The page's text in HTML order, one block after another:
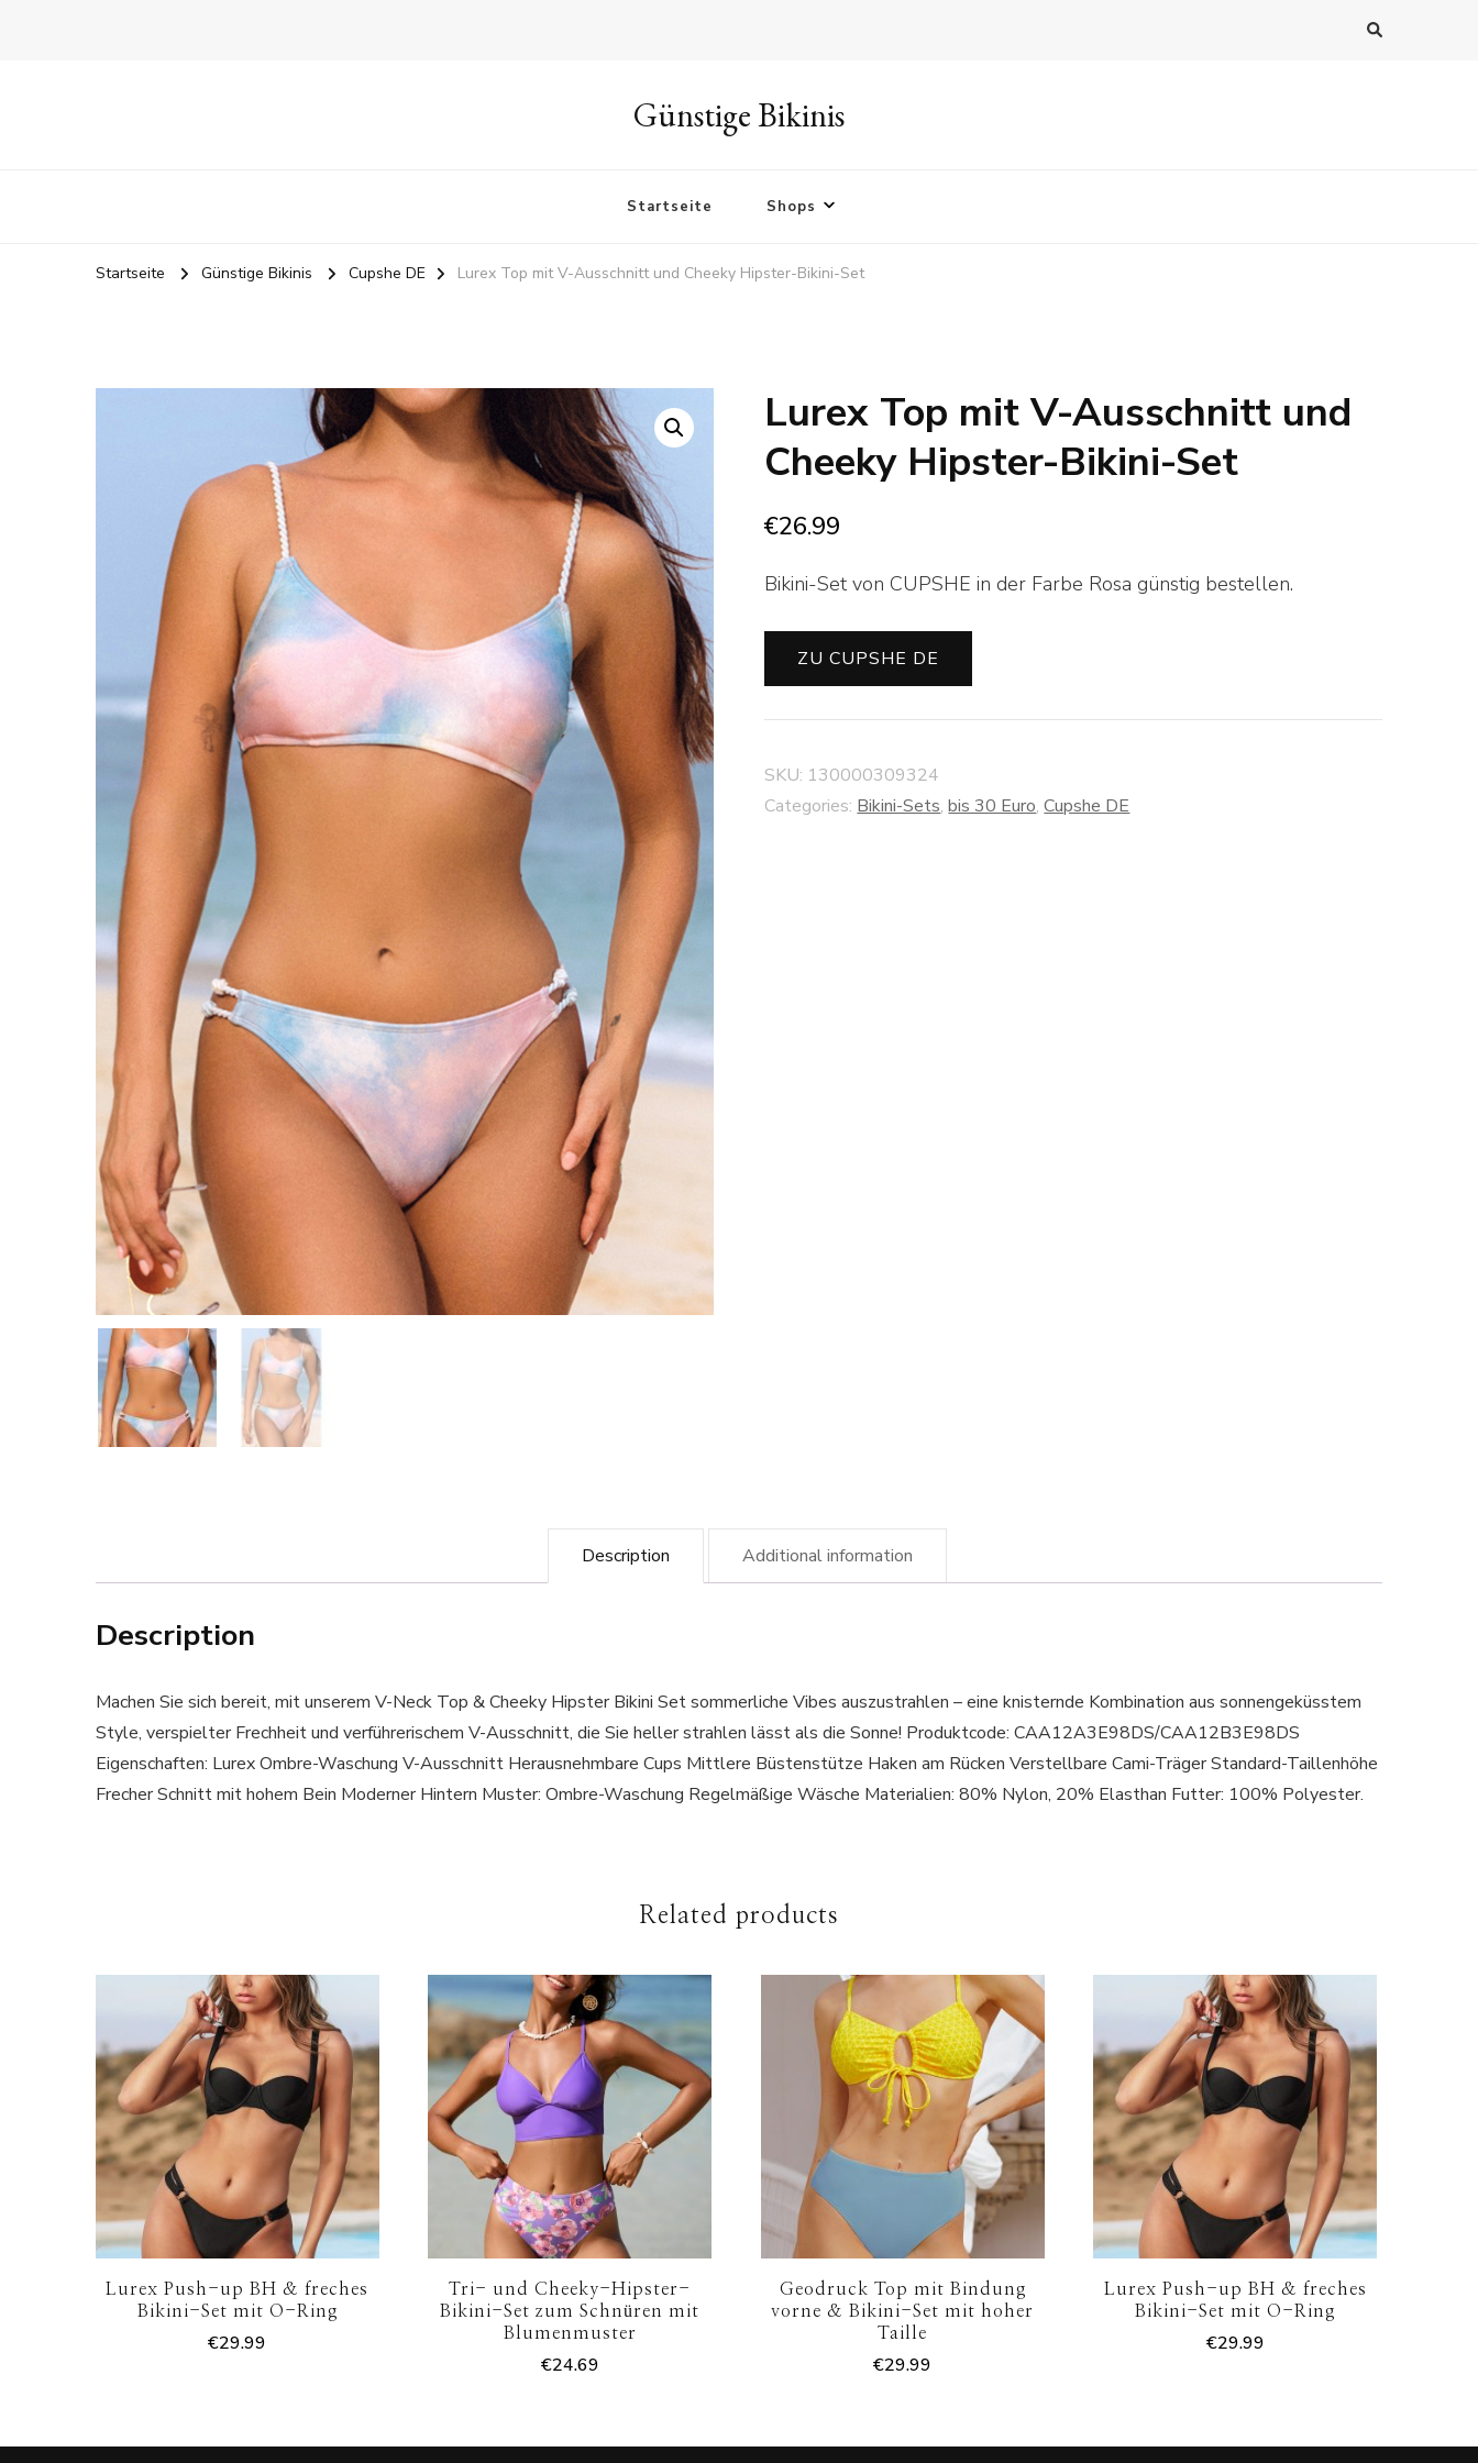
Günstige Bikinis
Startseite Shops
Startseite Günstige Bikinis Cupshe DE Lurex Top mit V-Ausschnitt und Cheeky Hipster-Bikini-Set
Lurex Top mit V-Ausschnitt und
Cheeky Hipster-Bikini-Set
€26.99
Bikini-Set von CUPSHE in der Farbe Rosa günstig bestellen.
ZU CUPSHE DE
SKU: 130000309324
Categories: Bikini-Sets,bis 30 Euro,Cupshe DE
Description Additional information
Description
Machen Sie sich bereit, mit unserem V-Neck Top & Cheeky Hipster Bikini Set sommerliche Vibes auszustrahlen – eine knisternde Kombination aus sonnengeküsstem
Style, verspielter Frechheit und verführerischem V-Ausschnitt, die Sie heller strahlen lässt als die Sonne! Produktcode: CAA12A3E98DS/CAA12B3E98DS
Eigenschaften: Lurex Ombre-Waschung V-Ausschnitt Herausnehmbare Cups Mittlere Büstenstütze Haken am Rücken Verstellbare Cami-Träger Standard-Taillenhöhe
Frecher Schnitt mit hohem Bein Moderner Hintern Muster: Ombre-Waschung Regelmäßige Wäsche Materialien: 80% Nylon, 20% Elasthan Futter: 100% Polyester.
Related products
Lurex Push-up BH & freches
Bikini-Set mit O-Ring
€29.99
Tri- und Cheeky-Hipster-
Bikini-Set zum Schnüren mit
Blumenmuster
€24.69
Geodruck Top mit Bindung
vorne & Bikini-Set mit hoher
Taille
€29.99
Lurex Push-up BH & freches
Bikini-Set mit O-Ring
€29.99